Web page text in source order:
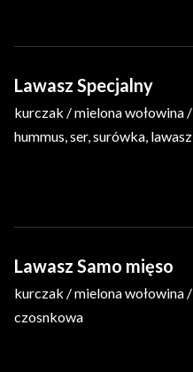
Lawasz Specjalny
kurczak / mielona wołowina
hummus, ser, surówka,
Lawasz Samo mięso
kurczak / mielona wołowina
czosnkowa